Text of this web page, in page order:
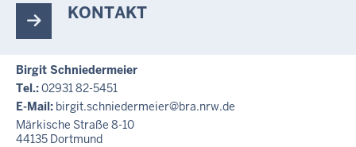
KONTAKT
Birgit Schniedermeier
Tel.:02931 82-5451
E-Mail: birgit.schniedermeier@bra.nrw.de
Märkische Straße 8-10
44135 Dortmund